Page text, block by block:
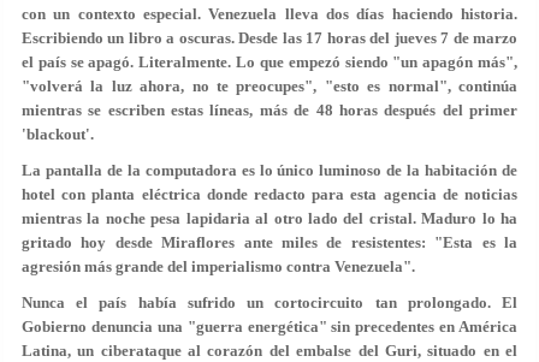
con un contexto especial. Venezuela lleva dos días haciendo historia.
Escribiendo un libro a oscuras. Desde las 17 horas del jueves 7 de marzo
el país se apagó. Literalmente. Lo que empezó siendo "un apagón más",
"volverá la luz ahora, no te preocupes", "esto es normal", continúa
mientras se escriben estas líneas, más de 48 horas después del primer
'blackout'.
La pantalla de la computadora es lo único luminoso de la habitación de
hotel con planta eléctrica donde redacto para esta agencia de noticias
mientras la noche pesa lapidaria al otro lado del cristal. Maduro lo ha
gritado hoy desde Miraflores ante miles de resistentes: "Esta es la
agresión más grande del imperialismo contra Venezuela".
Nunca el país había sufrido un cortocircuito tan prolongado. El
Gobierno denuncia una "guerra energética" sin precedentes en América
Latina, un ciberataque al corazón del embalse del Guri, situado en el